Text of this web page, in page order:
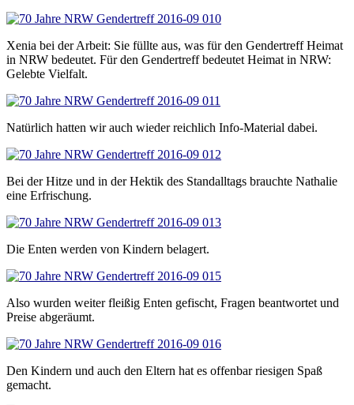
Xenia bei der Arbeit: Sie füllte aus, was für den Gendertreff Heimat
in NRW bedeutet. Für den Gendertreff bedeutet Heimat in NRW:
Gelebte Vielfalt.
Natürlich hatten wir auch wieder reichlich Info-Material dabei.
Bei der Hitze und in der Hektik des Standalltags brauchte Nathalie
eine Erfrischung.
Die Enten werden von Kindern belagert.
Also wurden weiter fleißig Enten gefischt, Fragen beantwortet und
Preise abgeräumt.
Den Kindern und auch den Eltern hat es offenbar riesigen Spaß
gemacht.